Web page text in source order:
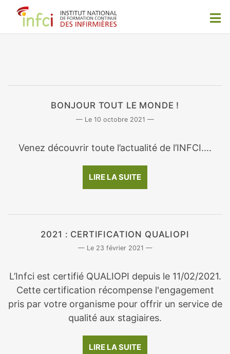
BONJOUR TOUT LE MONDE !
10 octobre 2021
Venez découvrir toute l’actualité de l’INFCI....
LIRE LA SUITE
2021 : CERTIFICATION QUALIOPI
23 février 2021
L’Infci est certifié QUALIOPI depuis le 11/02/2021.
Cette certification récompense l'engagement
pris par votre organisme pour offrir un service de
qualité aux stagiaires.
LIRE LA SUITE